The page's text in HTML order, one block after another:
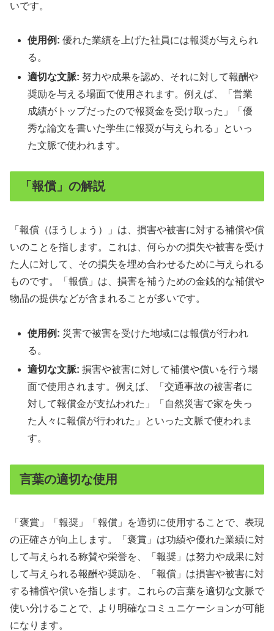
いです。
使用例: 優れた業績を上げた社員には報奨が与えられ
る。
適切な文脈: 努力や成果を認め、それに対して報酬や
奨励を与える場面で使用されます。例えば、「営業
成績がトップだったので報奨金を受け取った」「優
秀な論文を書いた学生に報奨が与えられる」といっ
た文脈で使われます。
「報償」の解説
「報償（ほうしょう）」は、損害や被害に対する補償や償
いのことを指します。これは、何らかの損失や被害を受け
た人に対して、その損失を埋め合わせるために与えられる
ものです。「報償」は、損害を補うための金銭的な補償や
物品の提供などが含まれることが多いです。
使用例: 災害で被害を受けた地域には報償が行われ
る。
適切な文脈: 損害や被害に対して補償や償いを行う場
面で使用されます。例えば、「交通事故の被害者に
対して報償金が支払われた」「自然災害で家を失っ
た人々に報償が行われた」といった文脈で使われま
す。
言葉の適切な使用
「褒賞」「報奨」「報償」を適切に使用することで、表現
の正確さが向上します。「褒賞」は功績や優れた業績に対
して与えられる称賛や栄誉を、「報奨」は努力や成果に対
して与えられる報酬や奨励を、「報償」は損害や被害に対
する補償や償いを指します。これらの言葉を適切な文脈で
使い分けることで、より明確なコミュニケーションが可能
になります。